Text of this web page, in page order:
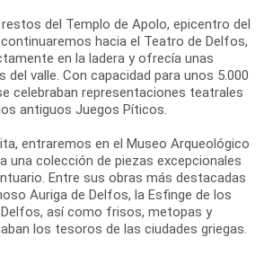
del Templo de Apolo, epicentro del
hacia el Teatro de Delfos,
en la ladera y ofrecía unas
valle. Con capacidad para unos 5.000
celebraban representaciones teatrales
antiguos Juegos Píticos.
entraremos en el Museo Arqueológico
una colección de piezas excepcionales
Entre sus obras más destacadas
Auriga de Delfos, la Esfinge de los
así como frisos, metopas y
los tesoros de las ciudades griegas.